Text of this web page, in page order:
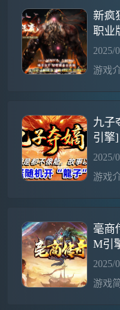
新疯
职业
2025/
九子
引擎]
2025/
毫商
M引
2025/